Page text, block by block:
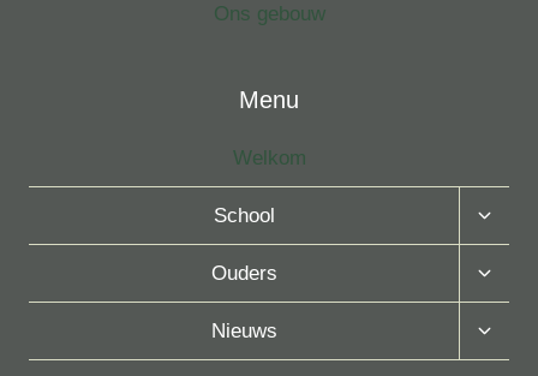
Ons gebouw
Menu
Welkom
School
Toggle
Ouders
Toggle
Nieuws
Toggle